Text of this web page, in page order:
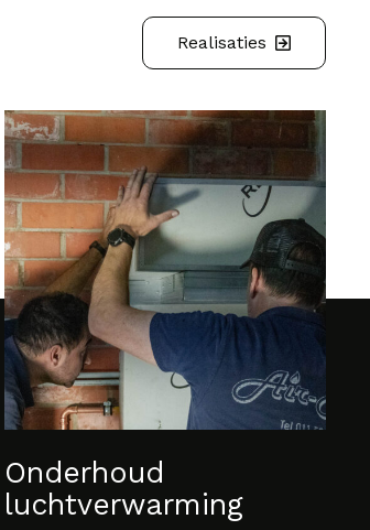
Realisaties
Onderhoud
luchtverwarming